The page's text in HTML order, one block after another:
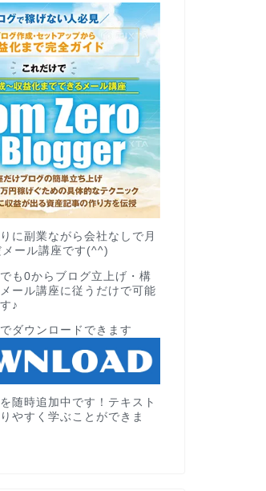
に副業ながら会社なしで月
ール講座です(^^)
も0からブログ立上げ・構
ール講座に従うだけで可能
♪
でダウンロードできます
随時追加中です！テキスト
やすく学ぶことができま